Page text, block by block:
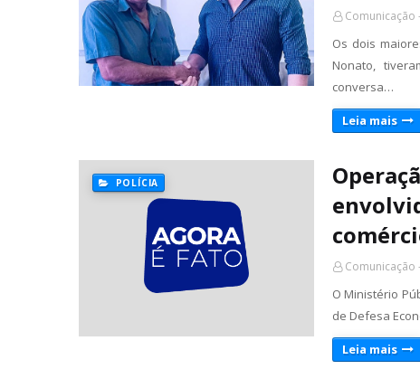
Comunicação
Os dois
Nonato,
conversa…
Leia mais
POLÍCIA
Comunicação
O Ministério
de Defesa
Leia mais